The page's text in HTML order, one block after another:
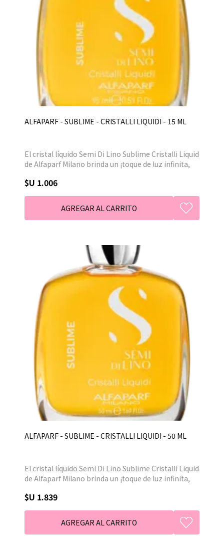
ALFAPARF - SUBLIME - CRISTALLI LIQUIDI - 15 ML
El cristal líquido Semi Di Lino Sublime Cristalli Liquid
de Alfaparf Milano brinda un ¡toque de luz infinita,
los cabellos para una luminosidad shock
instantánea. Y además, protección contra la
humedad y las agresiones externas que hacen
mates y debilitan los cabellos.
$U 1.006
ALFAPARF - SUBLIME - CRISTALLI LIQUIDI - 50 ML
El cristal líquido Semi Di Lino Sublime Cristalli Liquid
de Alfaparf Milano brinda un ¡toque de luz infinita,
los cabellos para una luminosidad shock
instantánea. Y además, protección contra la
humedad y las agresiones externas que hacen
mates y debilitan los cabellos.
$U 1.839